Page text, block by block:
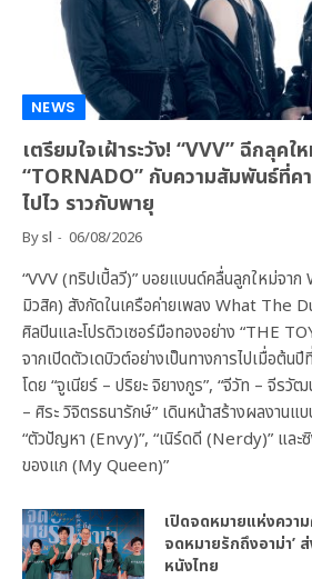
NEWS
เตรียมใจเฝ้าระวัง! “VVV” ฉีกลุคใ
“TORNADO” กับความสัมพันธ์ที่คา
ไปไว ราวกับพายุ
Bysl 06/08/2026
“VVV (ทริปเปิ้ลวี)” บอยแบนด์คลื่นลูกใหม่จา
มิวสิค) สังกัดในเครือค่ายเพลง What The
ศิลปินและโปรดิวเซอร์มือทองอย่าง “THE
จากเปิดตัวเดบิวต์อย่างเป็นทางการไปเมื่อต้น
โดย “จูเนียร์ – ปริยะ จิยางกูร”, “จีวัท – จีรวั
– ศิระ วิจิตรธนารักษ์” เดินหน้าสร้างผลงานแ
“ตัวปัญหา (Envy)”, “เนิร์ดดี (Nerdy)” และซิ
ของแก (My Queen)”
เปิดจดหมายแห่งควา
จดหมายรักถึงอาม่า’
หนังไทย